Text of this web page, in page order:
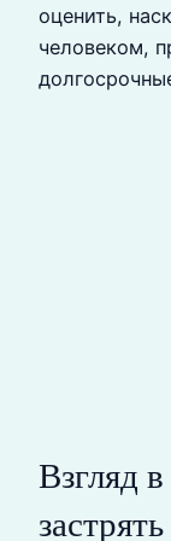
оценить,
человеком,
Взгляд